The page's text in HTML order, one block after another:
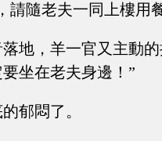
請隨老夫一同上樓用
地，羊一官又主動
坐在老夫身邊！”
郁悶了。